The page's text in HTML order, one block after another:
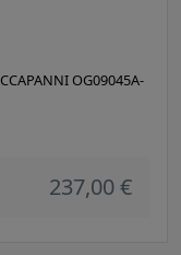
OG09045A-
237,00 €